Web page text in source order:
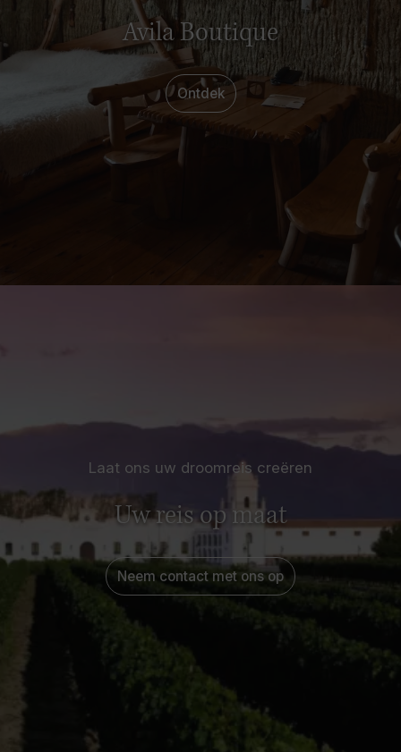
Avila Boutique
Ontdek
Laat ons uw droomreis creëren
Uw reis op maat
Neem contact met ons op